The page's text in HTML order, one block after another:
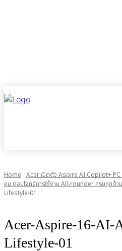
Home
Acer เปิดตัว Aspire AI Copilot+
คม ตอบโจทย์การใช้งาน All-rounder ครบทุกด้าน
Lifestyle-01
Acer-Aspire-16-AI-
Lifestyle-01